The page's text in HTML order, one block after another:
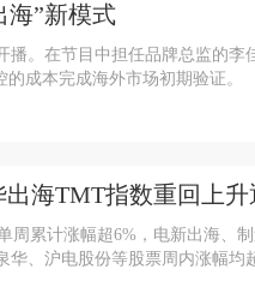
海”新模式
。在节目中担任品牌总监的李
成本完成海外市场初期验证。
海TMT指数重回上升
累计涨幅超6%，电新出海、
、沪电股份等股票周内涨幅均